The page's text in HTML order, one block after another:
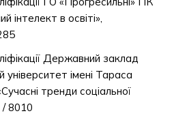
інтелект в освіті»,
Державний заклад
університет імені Тараса
тренди соціальної
8010